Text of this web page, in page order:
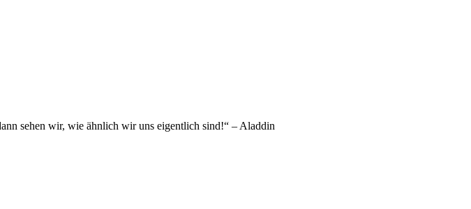
sehen wir, wie ähnlich wir uns eigentlich sind!“ – Aladdin